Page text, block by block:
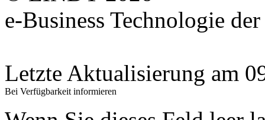
e-Business Technologie
Letzte Aktualisierung am
Bei Verfügbarkeit informieren